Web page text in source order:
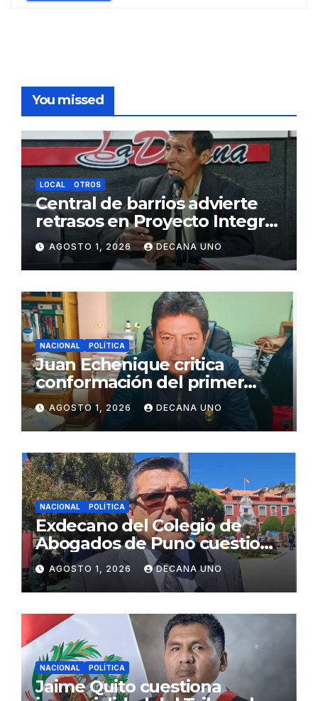
You missed
LOCAL OTROS
Central de barrios advierte
retrasos en Proyecto Integral
de Agua y Alcantarillado para
Juliaca
AGOSTO 1, 2026 DECANA UNO
NACIONAL POLÍTICA
Juan Echenique critica
conformación del primer
gabinete ministerial de Keiko
Fujimori
AGOSTO 1, 2026 DECANA UNO
NACIONAL POLÍTICA
Exdecano del Colegio de
Abogados de Puno cuestiona
propuestas sobre seguridad
ciudadana
AGOSTO 1, 2026 DECANA UNO
NACIONAL POLÍTICA
Jaime Quito cuestiona